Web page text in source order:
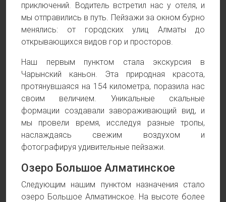
приключений. Водитель встретил нас у отеля, и
мы отправились в путь. Пейзажи за окном бурно
менялись: от городских улиц Алматы до
открывающихся видов гор и просторов.
Наш первым пунктом стала экскурсия в
Чарынский каньон. Эта природная красота,
протянувшаяся на 154 километра, поразила нас
своим величием. Уникальные скальные
формации создавали завораживающий вид, и
мы провели время, исследуя разные тропы,
наслаждаясь свежим воздухом и
фотографируя удивительные пейзажи.
Озеро Большое Алматинское
Следующим нашим пунктом назначения стало
озеро Большое Алматинское. На высоте более